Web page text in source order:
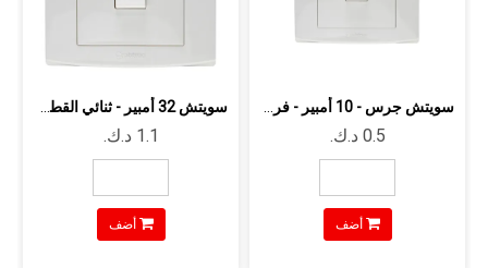
أضف
سويتش 32 أمبير - ثنائي القطب - مع لبم...
أضف